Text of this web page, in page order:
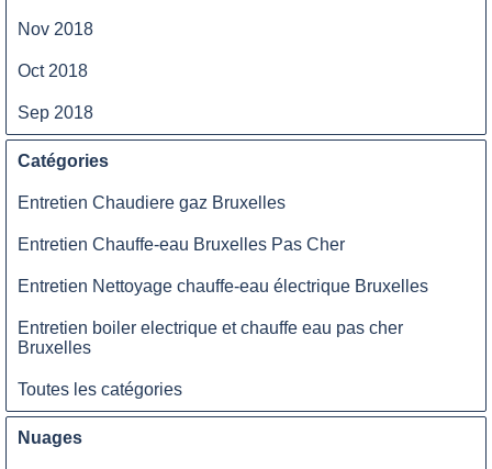
Nov 2018
Oct 2018
Sep 2018
Catégories
Entretien Chaudiere gaz Bruxelles
Entretien Chauffe-eau Bruxelles Pas Cher
Entretien Nettoyage chauffe-eau électrique Bruxelles
Entretien boiler electrique et chauffe eau pas cher
Bruxelles
Toutes les catégories
Nuages